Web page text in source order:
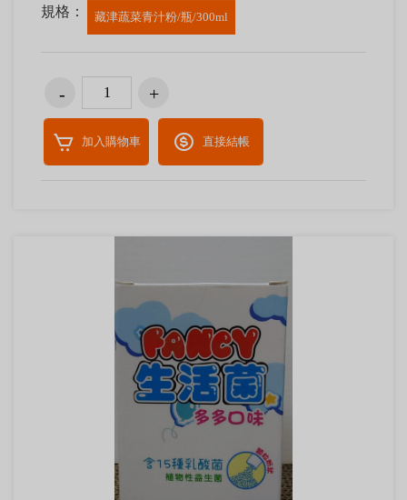
規格： 藏津蔬菜青汁粉/瓶/300ml
加入購物車 直接結帳